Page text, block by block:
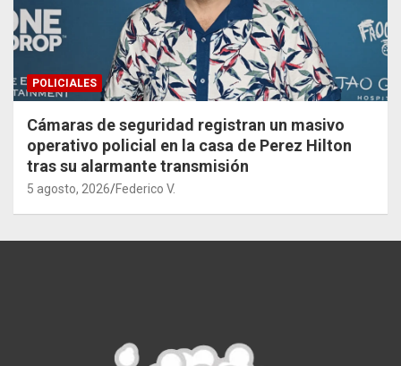
POLICIALES
Cámaras de seguridad registran un masivo
operativo policial en la casa de Perez Hilton
tras su alarmante transmisión
5 agosto, 2026 Federico V.